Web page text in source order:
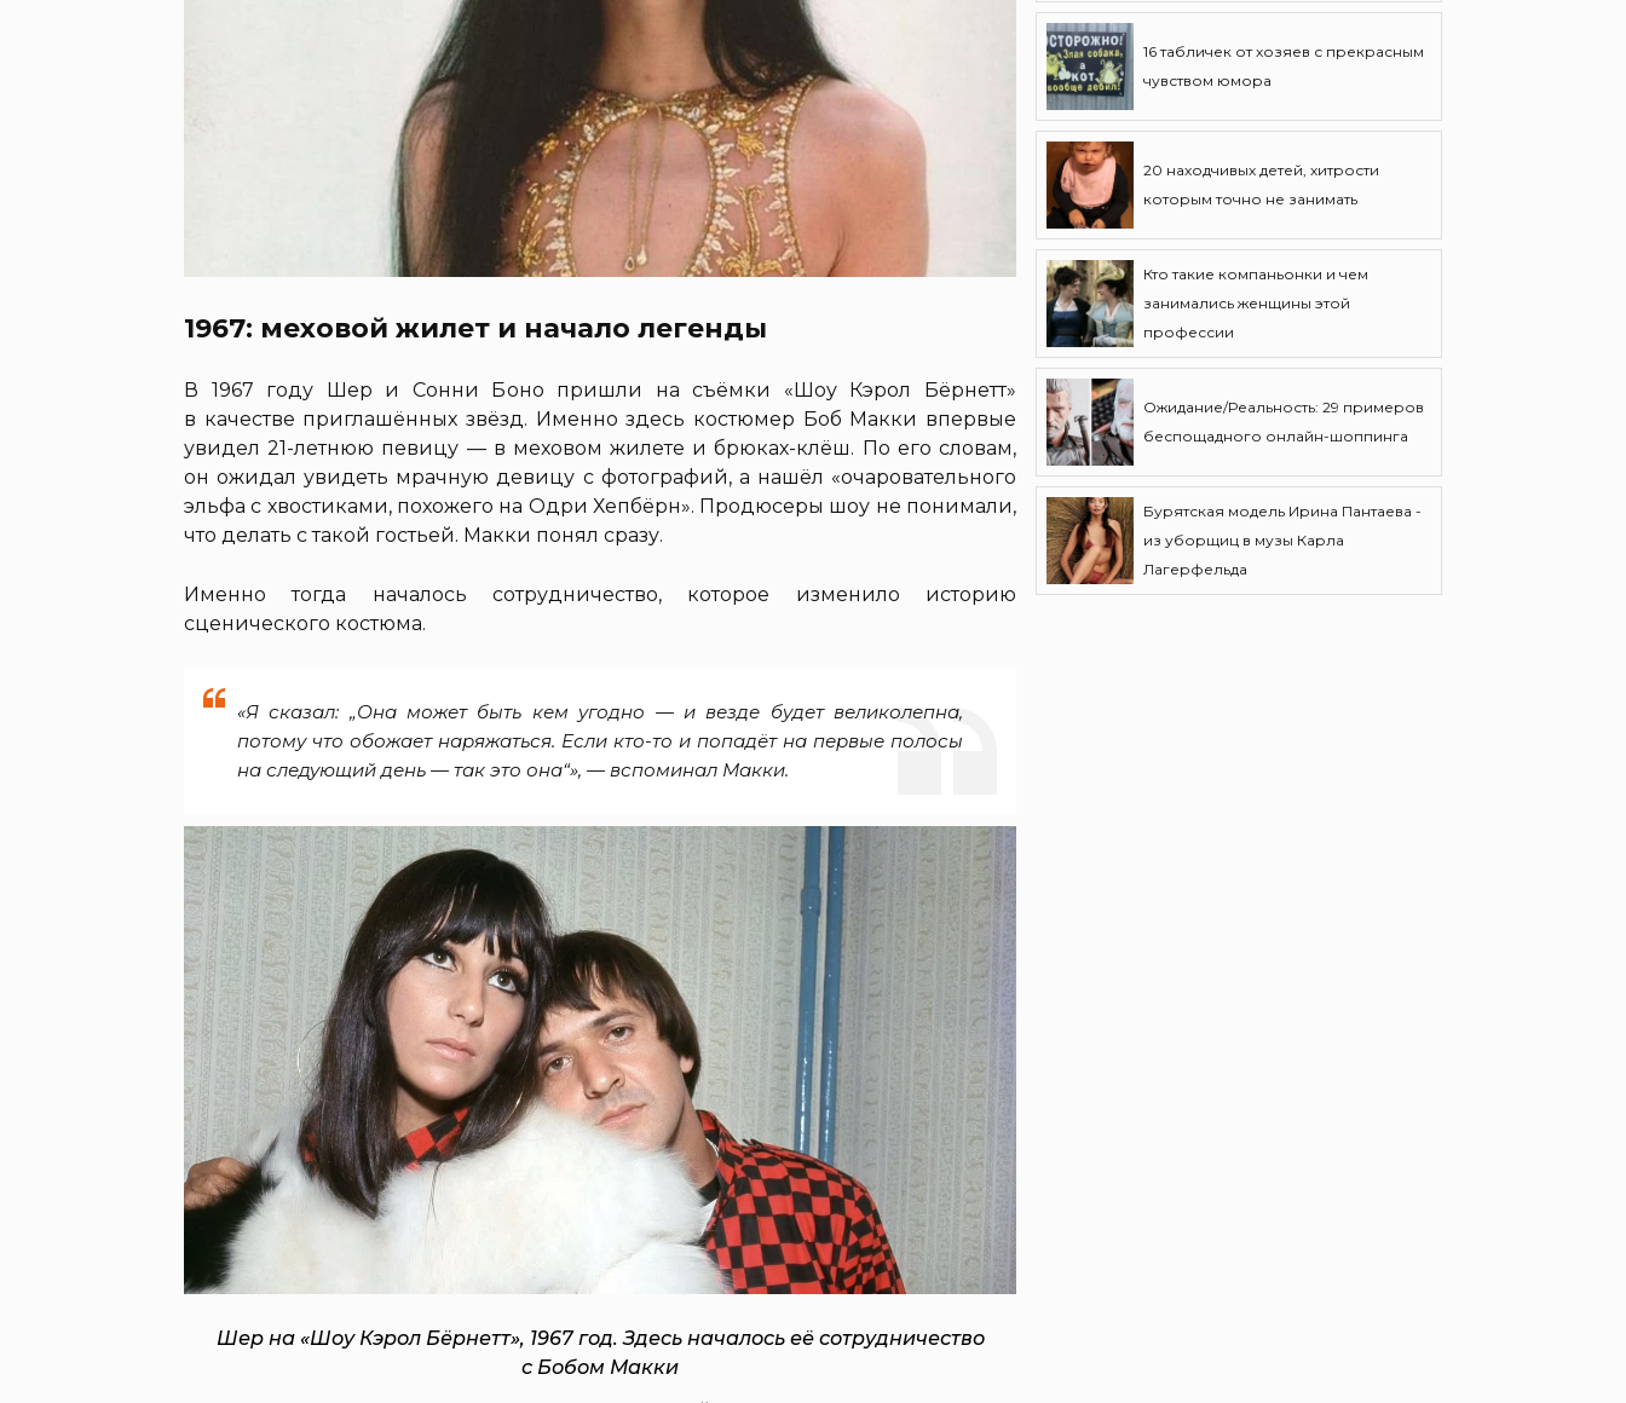
1967: меховой жилет и начало легенды
В 1967 году Шер и Сонни Боно пришли на съёмки «Шоу Кэрол Бёрнетт»
в качестве приглашённых звёзд. Именно здесь костюмер Боб Макки впервые
увидел 21-летнюю певицу — в меховом жилете и брюках-клёш. По его словам,
он ожидал увидеть мрачную девицу с фотографий, а нашёл «очаровательного
эльфа с хвостиками, похожего на Одри Хепбёрн». Продюсеры шоу не понимали,
что делать с такой гостьей. Макки понял сразу.
Именно тогда началось сотрудничество, которое изменило историю
сценического костюма.
«Я сказал: „Она может быть кем угодно — и везде будет великолепна,
потому что обожает наряжаться. Если кто-то и попадёт на первые полосы
на следующий день — так это она“», — вспоминал Макки.
Шер на «Шоу Кэрол Бёрнетт», 1967 год. Здесь началось её сотрудничество
с Бобом Макки
16 табличек от хозяев с прекрасным
чувством юмора
20 находчивых детей, хитрости
которым точно не занимать
Кто такие компаньонки и чем
занимались женщины этой
профессии
Ожидание/Реальность: 29 примеров
беспощадного онлайн-шоппинга
Бурятская модель Ирина Пантаева -
из уборщиц в музы Карла
Лагерфельда